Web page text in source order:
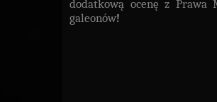
dodatkową ocenę z Prawa
galeonów!